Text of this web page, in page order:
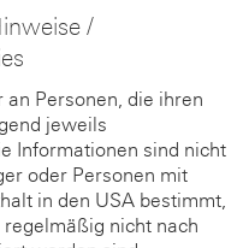
/
Personen, die ihren
jeweils
Informationen sind nicht
oder Personen mit
in den USA bestimmt,
nicht nach